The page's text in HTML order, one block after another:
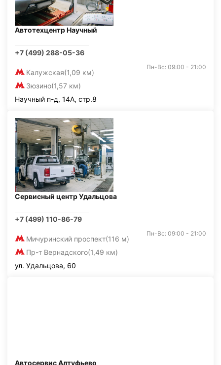
Автотехцентр Научный
+7 (499) 288-05-36
Калужская(1,09 км)
Зюзино(1,57 км)
Пн-Вс: 09:00 - 21:00
Научный п-д, 14А, стр.8
Сервисный центр Удальцова
+7 (499) 110-86-79
Мичуринский проспект(116 м)
Пр-т Вернадского(1,49 км)
Пн-Вс: 09:00 - 21:00
ул. Удальцова, 60
Автосервис Алтуфьево